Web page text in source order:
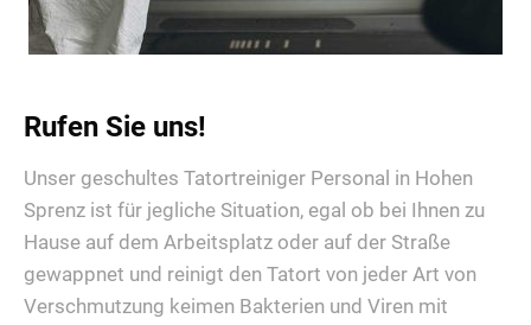
Rufen Sie uns!
Unser geschultes Tatortreiniger Personal in Hohen
Sprenz ist für jegliche Situation, egal ob bei Ihnen zu
Hause auf dem Arbeitsplatz oder auf der Straße
gewappnet und reinigt den Tatort von jeder Art von
Verschmutzung keimen Bakterien und Viren mit